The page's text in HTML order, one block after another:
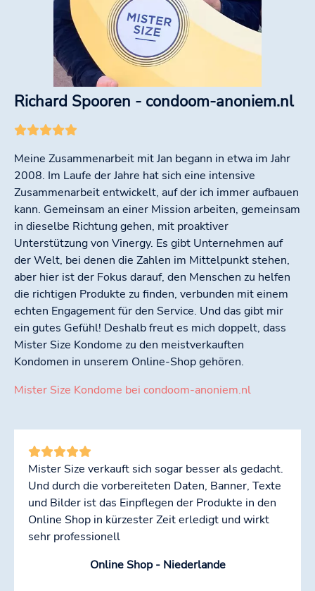
Richard Spooren - condoom-anoniem.nl
Meine Zusammenarbeit mit Jan begann in etwa im Jahr
2008. Im Laufe der Jahre hat sich eine intensive
Zusammenarbeit entwickelt, auf der ich immer aufbauen
kann. Gemeinsam an einer Mission arbeiten, gemeinsam
in dieselbe Richtung gehen, mit proaktiver
Unterstützung von Vinergy. Es gibt Unternehmen auf
der Welt, bei denen die Zahlen im Mittelpunkt stehen,
aber hier ist der Fokus darauf, den Menschen zu helfen
die richtigen Produkte zu finden, verbunden mit einem
echten Engagement für den Service. Und das gibt mir
ein gutes Gefühl! Deshalb freut es mich doppelt, dass
Mister Size Kondome zu den meistverkauften
Kondomen in unserem Online-Shop gehören.
Mister Size Kondome bei condoom-anoniem.nl
Mister Size verkauft sich sogar besser als gedacht.
Und durch die vorbereiteten Daten, Banner, Texte
und Bilder ist das Einpflegen der Produkte in den
Online Shop in kürzester Zeit erledigt und wirkt
sehr professionell
Online Shop - Niederlande